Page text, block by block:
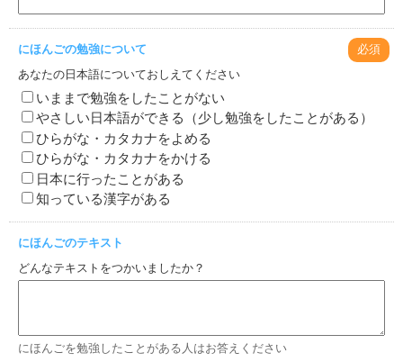
にほんごの勉強について
必須
あなたの日本語についておしえてください
いままで勉強をしたことがない
やさしい日本語ができる（少し勉強をしたことがある）
ひらがな・カタカナをよめる
ひらがな・カタカナをかける
日本に行ったことがある
知っている漢字がある
にほんごのテキスト
どんなテキストをつかいましたか？
にほんごを勉強したことがある人はお答えください